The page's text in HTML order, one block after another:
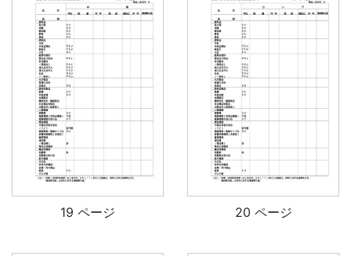
19 ページ 20 ページ